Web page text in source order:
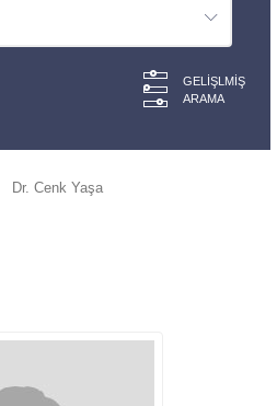
GELIŞLMIŞ
ARAMA
Dr. Cenk Yaşa